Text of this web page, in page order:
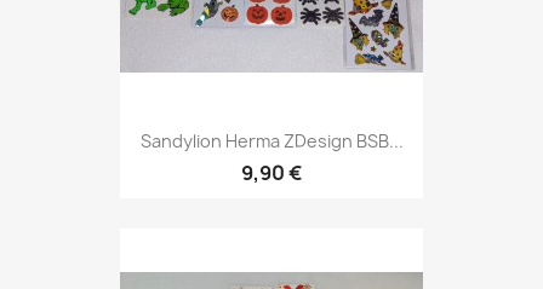
Sandylion Herma ZDesign BSB...
9,90 €